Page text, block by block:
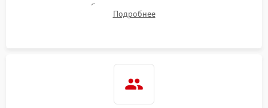
1000 ₽
1800 ₽
сопротивления обмоток мотора, проверка термостата и
считывание кодов ошибок с электронного дисплея.
Подробнее